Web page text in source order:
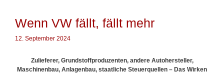
Wenn VW fällt, fällt mehr
12. September 2024
Zulieferer, Grundstoffproduzenten, andere Autohersteller,
Maschinenbau, Anlagenbau, staatliche Steuerquellen – Das Wirken